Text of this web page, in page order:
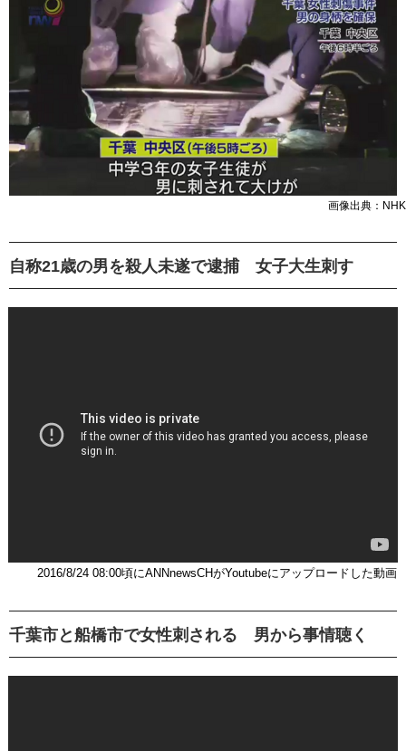
画像出典：NHK
自称21歳の男を殺人未遂で逮捕 女子大生刺す
2016/8/24 08:00頃にANNnewsCHがYoutubeにアップロードした動画
千葉市と船橋市で女性刺される 男から事情聴く